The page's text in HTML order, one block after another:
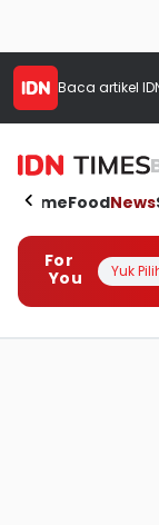
Baca artikel
HomeFoodNews
For
You
Yuk